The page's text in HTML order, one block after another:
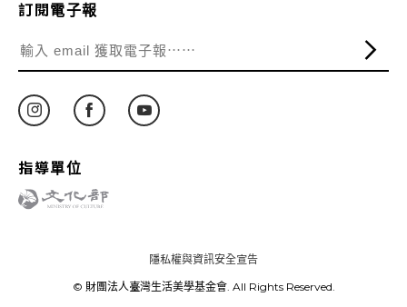
訂閱電子報
指導單位
隱私權與資訊安全宣告
© 財團法人臺灣生活美學基金會. All Rights Reserved.